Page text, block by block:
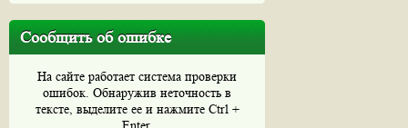
Сообщить об ошибке
На сайте работает система проверки
ошибок. Обнаружив неточность в
тексте, выделите ее и нажмите Ctrl +